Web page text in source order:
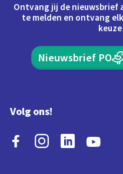
Ontvang jij de nieuwsbrief
te melden en ontvang
Nieuwsbrief PO
Volg ons!